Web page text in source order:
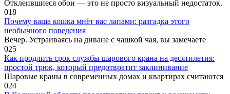
Отклеившиеся обои — это не просто визуальный недостаток.
018
Почему ваша кошка мнёт вас лапами: разгадка этого
необычного поведения
Вечер. Устраиваясь на диване с чашкой чая, вы замечаете
025
Как продлить срок службы шарового крана на десятилетия:
простой трюк, который предотвратит заклинивание
Шаровые краны в современных домах и квартирах считаются
024